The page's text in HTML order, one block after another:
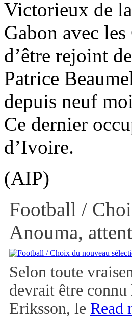
Victorieux de
Gabon avec
d’être rejoint
Patrice
depuis neuf
Ce dernier
d’Ivoire.
(AIP)
Football /
Anouma,
Selon toute
devrait être connu
Eriksson, le Read